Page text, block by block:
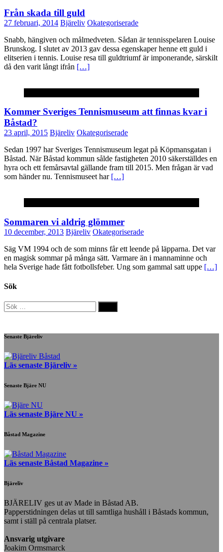
Från skada till guld
27 februari, 2014 Bjäreliv Okategoriserade
Snabb, hängiven och målmedveten. Sådan är tennisspelaren Louise
Brunskog. I slutet av 2013 gav dessa egenskaper henne ett guld i
elitserien i tennis. Louise resa till guldtriumf är imponerande, särskilt
då den varit långt ifrån […]
Kommer Sveriges Tennismuseum att finnas kvar i
Båstad?
23 april, 2015 Bjäreliv Okategoriserade
Sedan 1997 har Sveriges Tennismuseum legat på Köpmansgatan i
Båstad. När Båstad kommun sålde fastigheten 2010 säkerställdes en
hyra och ett femårsavtal gällande fram till 2015. Men frågan är vad
som händer nu. Tennismuseet har […]
Sommaren vi aldrig glömmer
10 december, 2013 Bjäreliv Okategoriserade
Säg VM 1994 och de som minns får ett leende på läpparna. Det var
en magisk sommar på många sätt. Varmare än i mannaminne och
hela Sverige hade fått fotbollsfeber. Ung som gammal satt uppe […]
Sök
Sök
efter:
Senaste Bjäreliv
Läs senaste Bjäreliv »
Senaste Bjäre NU
Läs senaste Bjäre NU »
Båstad Magazine
Läs senaste Båstad Magazine »
Bjäreliv
BJÄRELIV ges ut av Made in Båstad AB.
Papperstidningen delas ut till samtliga hushåll i Båstads kommun,
samt i ställ på centrala platser.
Ansvarig utgivare
Joakim Ormsmarck